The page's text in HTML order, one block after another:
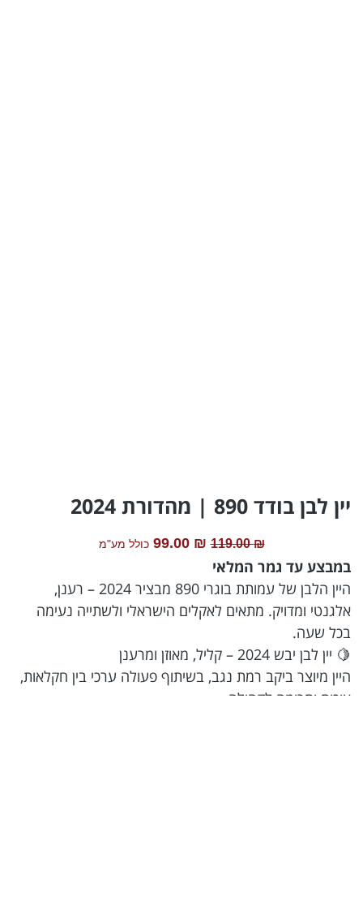
יין לבן בודד 890 | מהדורת 2024
119.00₪
99.00 ₪ כולל מע"מ
במבצע עד גמר המלאי
היין הלבן של עמותת בוגרי 890 מבציר 2024 – רענן,
אלגנטי ומדויק. מתאים לאקלים הישראלי ולשתייה נעימה
בכל שעה.
🍋 יין לבן יבש 2024 – קליל, מאוזן ומרענן
היין מיוצר ביקב רמת נגב, בשיתוף פעולה ערכי בין חקלאות,
איכות ותרומה לקהילה.